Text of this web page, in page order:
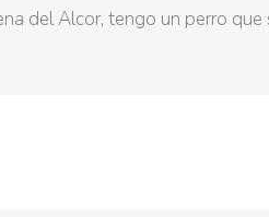
del Alcor, tengo un perro que